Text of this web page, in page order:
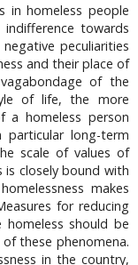
in homeless people
indifference towards
peculiarities
and their place of
of the
of life, the more
a homeless person
particular long-term
scale of values of
is closely bound with
makes
for reducing
homeless should be
these phenomena.
in the country,